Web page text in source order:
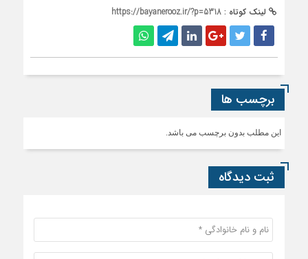
لینک کوتاه : https://bayanerooz.ir/?p=5318
برچسب ها
این مطلب بدون برچسب می باشد.
ثبت دیدگاه